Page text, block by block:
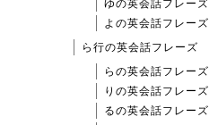
ゆの英会話フレーズ
よの英会話フレーズ
ら行の英会話フレーズ
らの英会話フレーズ
りの英会話フレーズ
るの英会話フレーズ